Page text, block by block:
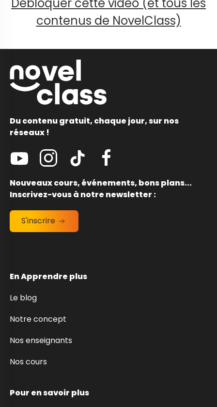
Débloquer cette vidéo (et tous les
contenus de NovelClass)
Du contenu gratuit, chaque jour, sur nos
réseaux !
Nouveaux cours, événements, bons plans...
Inscrivez-vous à notre newsletter :
S'inscrire
En Apprendre plus
Le blog
Notre concept
Nos enseignants
Nos cours
Pour en savoir plus